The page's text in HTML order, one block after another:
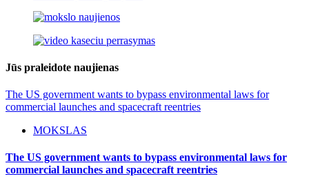
Jūs praleidote naujienas
The US government wants to bypass environmental laws for
commercial launches and spacecraft reentries
MOKSLAS
The US government wants to bypass environmental laws for
commercial launches and spacecraft reentries